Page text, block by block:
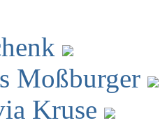
Moßburger
Kruse